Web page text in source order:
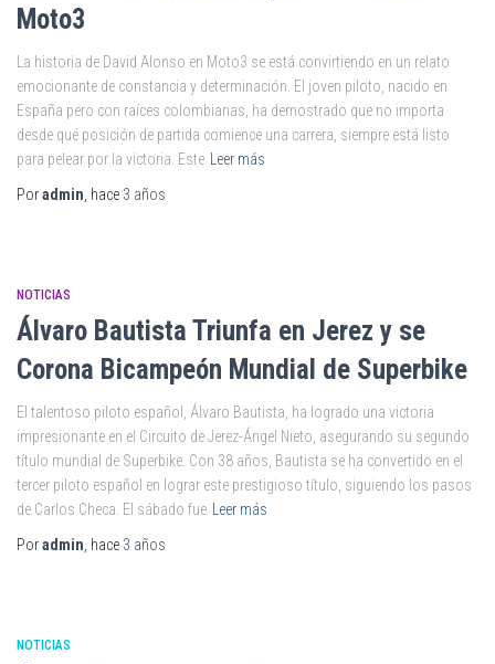
Moto3
La historia de David Alonso en Moto3 se está convirtiendo en un relato
emocionante de constancia y determinación. El joven piloto, nacido en
España pero con raíces colombianas, ha demostrado que no importa
desde qué posición de partida comience una carrera, siempre está listo
para pelear por la victoria. Este
Leer más
Poradmin , hace 3 años
NOTICIAS
Álvaro Bautista Triunfa en Jerez y se
Corona Bicampeón Mundial de Superbike
El talentoso piloto español, Álvaro Bautista, ha logrado una victoria
impresionante en el Circuito de Jerez-Ángel Nieto, asegurando su segundo
título mundial de Superbike. Con 38 años, Bautista se ha convertido en el
tercer piloto español en lograr este prestigioso título, siguiendo los pasos
de Carlos Checa. El sábado fue
Leer más
Poradmin , hace 3 años
NOTICIAS